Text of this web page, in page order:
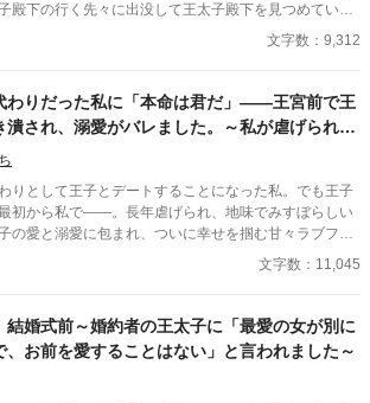
殿下の行く先々に出没して王太子殿下を見つめていた
そんな生活が終わるときが来る。 聖女が現れたの
、さらにショックなことに、自分が乙女ゲームの世界
れたくはないキャロラインは、王太子殿下の前から姿
。そんなお話です。 ちょっと切ないお話で
文字数：9,312
わりだった私に「本命は君だ」――王宮前で王
潰され、溺愛がバレました。～私が虐げられる
になった少年が、私と王子を結び付
りとして王子とデートすることになった私。でも王子
初から私で――。長年虐げられ、地味でみすぼらしい
の愛と溺愛に包まれ、ついに幸せを掴む甘々ラブファ
妹や家族との誤解、影武者の存在も絡み、ハラハラと
止まらない物語。
文字数：11,045
結婚式前～婚約者の王太子に「最愛の女が別に
、お前を愛することはない」と言われました～